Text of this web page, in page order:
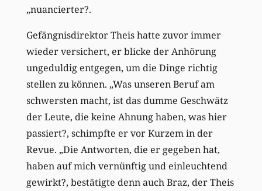
„nuancierter?.
Gefängnisdirektor Theis hatte zuvor immer
wieder versichert, er blicke der Anhörung
ungeduldig entgegen, um die Dinge richtig
stellen zu können. „Was unseren Beruf am
schwersten macht, ist das dumme Geschwätz
der Leute, die keine Ahnung haben, was hier
passiert?, schimpfte er vor Kurzem in der
Revue. „Die Antworten, die er gegeben hat,
haben auf mich vernünftig und einleuchtend
gewirkt?, bestätigte denn auch Braz, der Theis